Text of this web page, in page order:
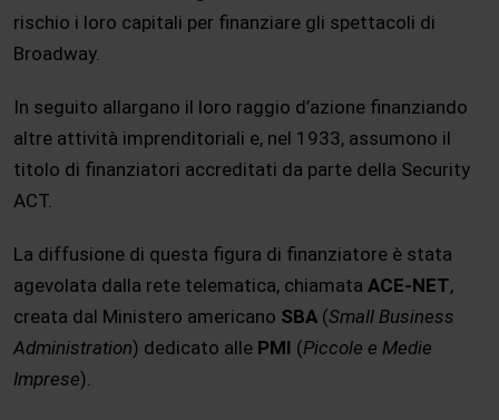
rischio i loro capitali per finanziare gli spettacoli di
Broadway.
In seguito allargano il loro raggio d’azione finanziando
altre attività imprenditoriali e, nel 1933, assumono il
titolo di finanziatori accreditati da parte della Security
ACT.
La diffusione di questa figura di finanziatore è stata
agevolata dalla rete telematica, chiamata ACE-NET,
creata dal Ministero americano SBA (Small Business
Administration) dedicato alle PMI (Piccole e Medie
Imprese).